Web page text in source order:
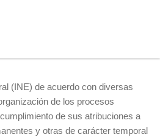
(INE) de acuerdo con diversas
de los procesos
de sus atribuciones a
y otras de carácter temporal